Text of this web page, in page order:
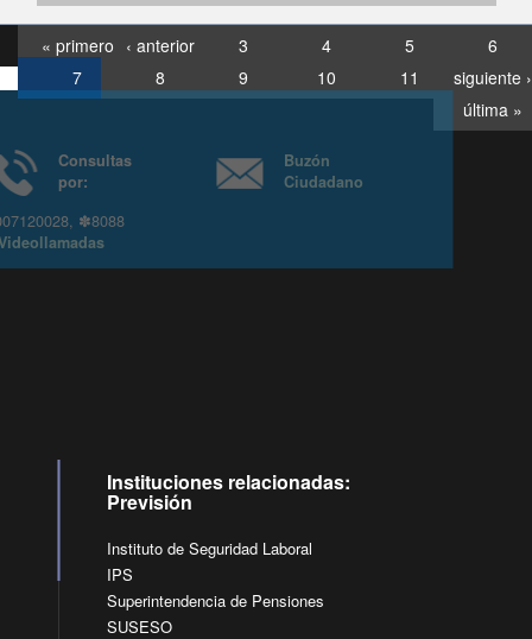
« primero ‹ anterior 3 4 5
6
7
8 9 10 11
siguiente ›
última »
Consultas
6007120028, ✽8088
yVideollamadas
Ciudadano
Instituciones relacionadas:
Previsión
Instituto de Seguridad Laboral
IPS
Superintendencia de Pensiones
SUSESO